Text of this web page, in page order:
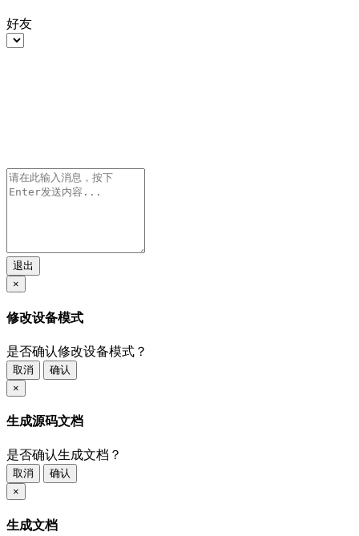
好友
退出
×
修改设备模式
是否确认修改设备模式？
取消
确认
×
生成源码文档
是否确认生成文档？
取消
确认
×
生成文档